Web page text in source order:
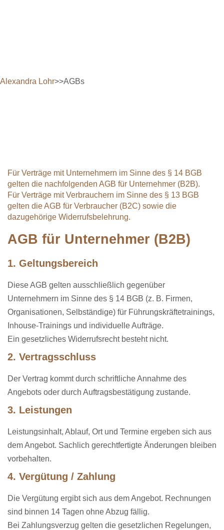
Alexandra Lohr>>AGBs
Für Verträge mit Unternehmern im Sinne des § 14 BGB
gelten die nachfolgenden AGB für Unternehmer (B2B).
Für Verträge mit Verbrauchern im Sinne des § 13 BGB
gelten dieAGB für Verbraucher (B2C) sowie die
dazugehörige Widerrufsbelehrung.
AGB für Unternehmer (B2B)
1. Geltungsbereich
Diese AGB gelten ausschließlich gegenüber
Unternehmern im Sinne des § 14 BGB (z. B. Firmen,
Organisationen, Selbständige) für Führungskräftetrainings,
Inhouse-Trainings und individuelle Aufträge.
Ein gesetzliches Widerrufsrecht besteht nicht.
2. Vertragsschluss
Der Vertrag kommt durch schriftliche Annahme des
Angebots oder durch Auftragsbestätigung zustande.
3. Leistungen
Leistungsinhalt, Ablauf, Ort und Termine ergeben sich aus
dem Angebot. Sachlich gerechtfertigte Änderungen bleiben
vorbehalten.
4. Vergütung / Zahlung
Die Vergütung ergibt sich aus dem Angebot. Rechnungen
sind binnen 14 Tagen ohne Abzug fällig.
Bei Zahlungsverzug gelten die gesetzlichen Regelungen,